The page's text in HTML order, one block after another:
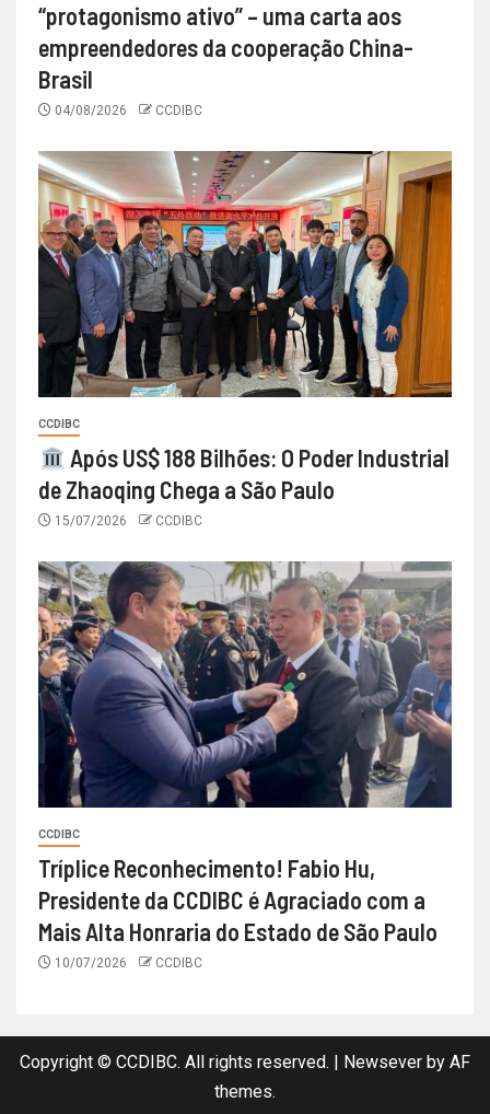
“protagonismo ativo” – uma carta aos
empreendedores da cooperação China-
Brasil
04/08/2026 CCDIBC
CCDIBC
Após US$ 188 Bilhões: O Poder Industrial
de Zhaoqing Chega a São Paulo
15/07/2026 CCDIBC
CCDIBC
Tríplice Reconhecimento! Fabio Hu,
Presidente da CCDIBC é Agraciado com a
Mais Alta Honraria do Estado de São Paulo
10/07/2026 CCDIBC
Copyright © CCDIBC. All rights reserved. Newsever by AF
themes.